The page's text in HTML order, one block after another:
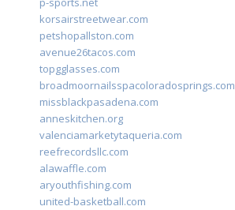
korsairstreetwear.com
petshopallston.com
avenue26tacos.com
topgglasses.com
broadmoornailsspacoloradosprings.com
missblackpasadena.com
anneskitchen.org
valenciamarketytaqueria.com
reefrecordsllc.com
alawaffle.com
aryouthfishing.com
united-basketball.com